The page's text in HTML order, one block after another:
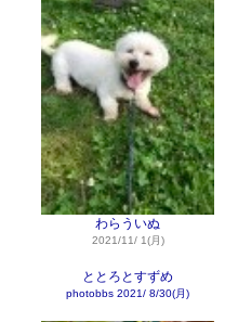
わらういぬ
2021/11/ 1(月)
ととろとすずめ
photobbs 2021/ 8/30(月)